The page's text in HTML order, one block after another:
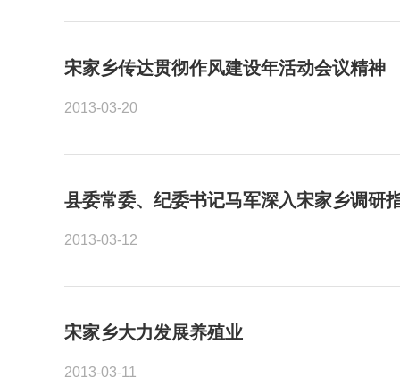
宋家乡传达贯彻作风建设年活动会议精神
2013-03-20
县委常委、纪委书记马军深入宋家乡调研
2013-03-12
宋家乡大力发展养殖业
2013-03-11